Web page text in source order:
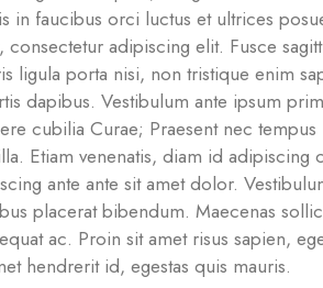
in faucibus orci luctus et ultrices
consectetur adipiscing elit. Fusce
ligula porta nisi, non tristique enim
dapibus. Vestibulum ante ipsum
cubilia Curae; Praesent nec
Etiam venenatis, diam id
ante ante sit amet dolor.
placerat bibendum. Maecenas
ac. Proin sit amet risus sapien,
hendrerit id, egestas quis mauris.